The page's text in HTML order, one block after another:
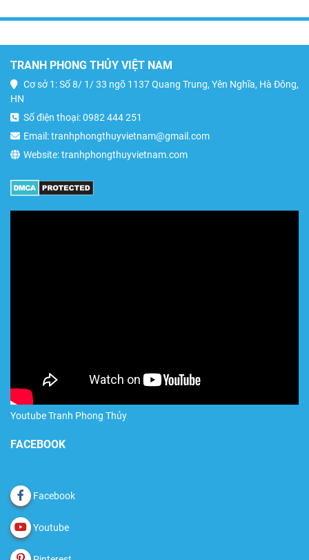
TRANH PHONG THỦY VIỆT NAM
Cơ sở 1: Số 8/ 1/ 33 ngõ 1137 Quang Trung, Yên Nghĩa, Hà Đông,
HN
Số điện thoại: 0982 444 251
Email: tranhphongthuyvietnam@gmail.com
Website: tranhphongthuyvietnam.com
Youtube Tranh Phong Thủy
FACEBOOK
Facebook
Youtube